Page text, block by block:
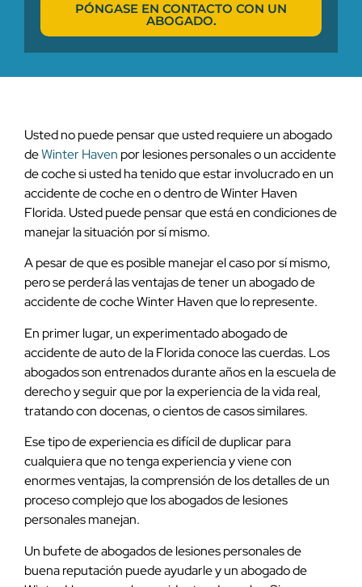
PÓNGASE EN CONTACTO CON UN
ABOGADO.
Usted no puede pensar que usted requiere un abogado
deWinter Haven por lesiones personales o un accidente
de coche si usted ha tenido que estar involucrado en un
accidente de coche en o dentro de Winter Haven
Florida. Usted puede pensar que está en condiciones de
manejar la situación por sí mismo.
A pesar de que es posible manejar el caso por sí mismo,
pero se perderá las ventajas de tener un abogado de
accidente de coche Winter Haven que lo represente.
En primer lugar, un experimentado abogado de
accidente de auto de la Florida conoce las cuerdas. Los
abogados son entrenados durante años en la escuela de
derecho y seguir que por la experiencia de la vida real,
tratando con docenas, o cientos de casos similares.
Ese tipo de experiencia es difícil de duplicar para
cualquiera que no tenga experiencia y viene con
enormes ventajas, la comprensión de los detalles de un
proceso complejo que los abogados de lesiones
personales manejan.
Un bufete de abogados de lesiones personales de
buena reputación puede ayudarle y un abogado de